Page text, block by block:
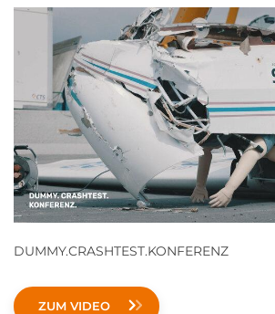
DUMMY.CRASHTEST.KONFERENZ
ZUM VIDEO